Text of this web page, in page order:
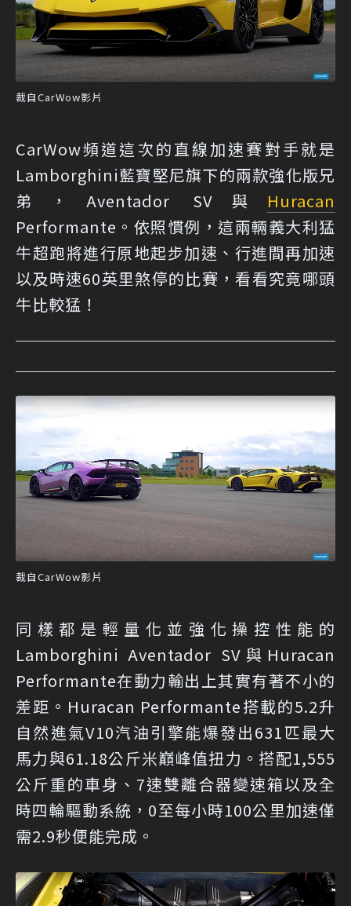
裁自CarWow影片
CarWow頻道這次的直線加速賽對手就是
Lamborghini藍寶堅尼旗下的兩款強化版兄
弟，Aventador SV與 Huracan
Performante。依照慣例，這兩輛義大利猛
牛超跑將進行原地起步加速、行進間再加速
以及時速60英里煞停的比賽，看看究竟哪頭
牛比較猛！
裁自CarWow影片
同樣都是輕量化並強化操控性能的
Lamborghini Aventador SV與Huracan
Performante在動力輸出上其實有著不小的
差距。Huracan Performante搭載的5.2升
自然進氣V10汽油引擎能爆發出631匹最大
馬力與61.18公斤米巔峰值扭力。搭配1,555
公斤重的車身、7速雙離合器變速箱以及全
時四輪驅動系統，0至每小時100公里加速僅
需2.9秒便能完成。